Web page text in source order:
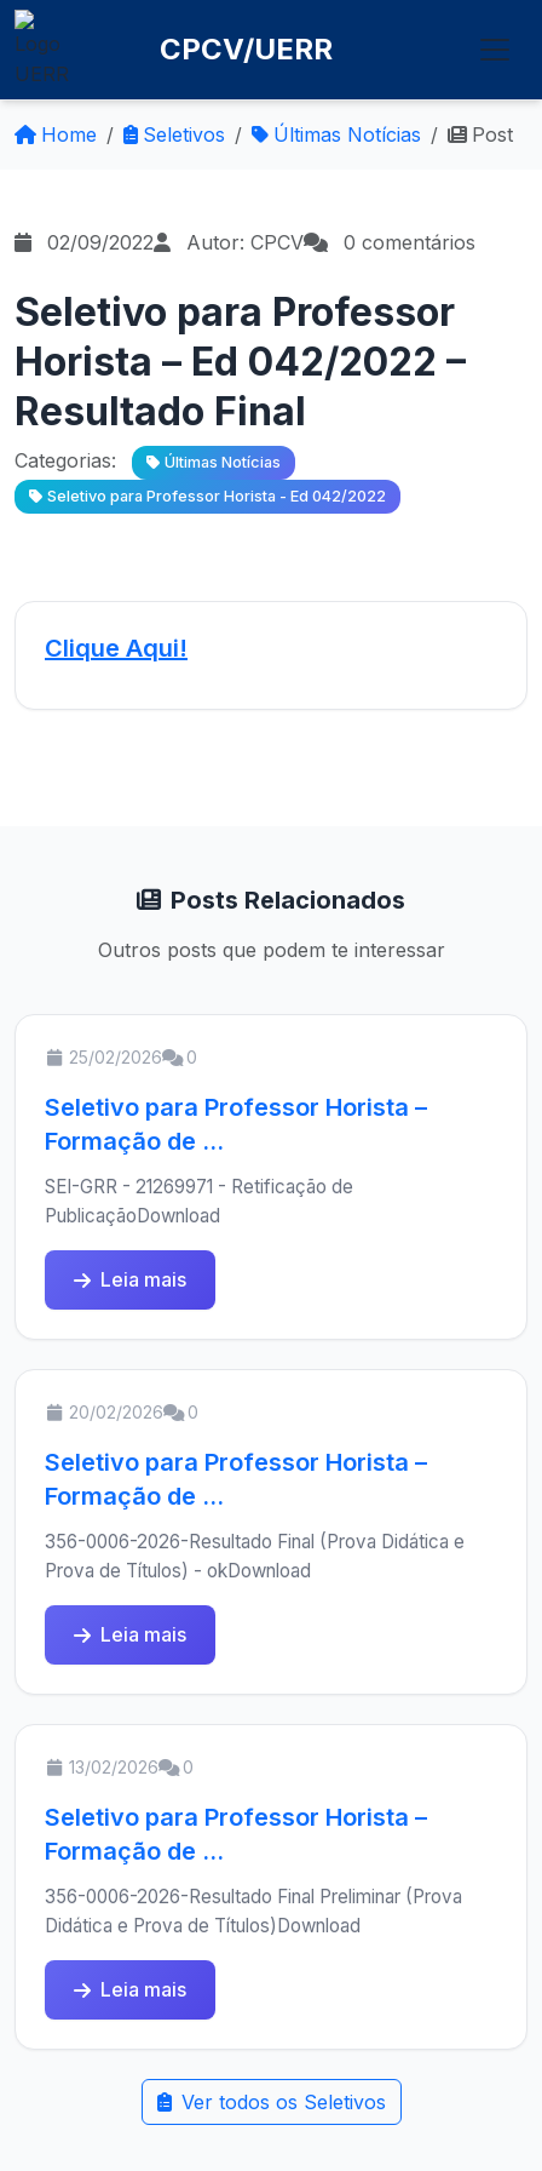
CPCV/UERR
Home Seletivos Últimas Notícias Post
02/09/2022 Autor: CPCV 0 comentários
Seletivo para Professor
Horista – Ed 042/2022 –
Resultado Final
Categorias:
Últimas Notícias
Seletivo para Professor Horista - Ed 042/2022
Clique Aqui!
Posts Relacionados
Outros posts que podem te interessar
25/02/2026 0
Seletivo para Professor Horista –
Formação de ...
SEI-GRR - 21269971 - Retificação de
PublicaçãoDownload
Leia mais
20/02/2026 0
Seletivo para Professor Horista –
Formação de ...
356-0006-2026-Resultado Final (Prova Didática e
Prova de Títulos) - okDownload
Leia mais
13/02/2026 0
Seletivo para Professor Horista –
Formação de ...
356-0006-2026-Resultado Final Preliminar (Prova
Didática e Prova de Títulos)Download
Leia mais
Ver todos os Seletivos